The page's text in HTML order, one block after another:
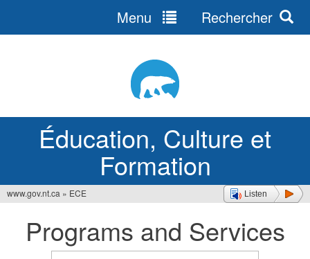
Éducation, Culture et
Formation
Menu Rechercher
Listen
êtes
www.gov.nt.ca » ECE
Programs and Services